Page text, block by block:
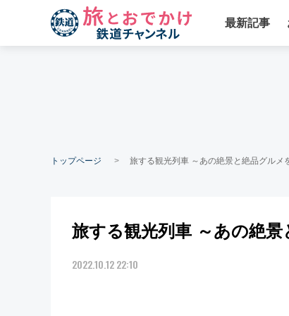
最新記事
トップページ 旅する観光列車 ～あの絶景と絶品グルメ
旅する観光列車 ～あの絶
2022.10.12 22:10